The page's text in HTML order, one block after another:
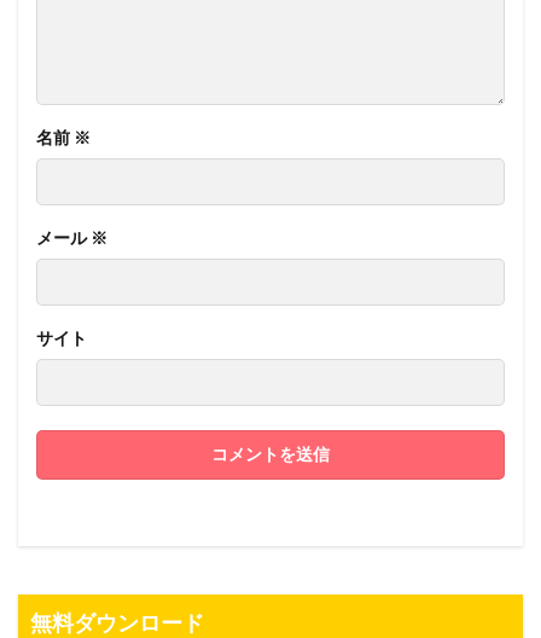
名前 ※
メール ※
サイト
無料ダウンロード